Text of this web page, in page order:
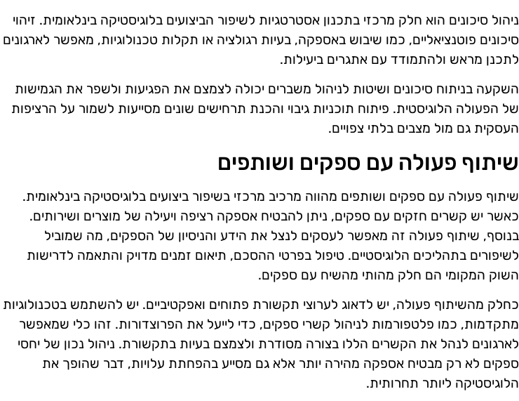
ניהול סיכונים הוא חלק מרכזי בתכנון אסטרטגיות לשיפור הביצועים בלוגיסטיקה בינלאומית. זיהוי
סיכונים פוטנציאליים, כמו שיבוש באספקה, בעיות רגולציה או תקלות טכנולוגיות, מאפשר לארגונים
לתכנן מראש ולהתמודד עם אתגרים ביעילות.
השקעה בניתוח סיכונים ושיטות לניהול משברים יכולה לצמצם את הפגיעות ולשפר את הגמישות
של הפעולה הלוגיסטית. פיתוח תוכניות גיבוי והכנת תרחישים שונים מסייעות לשמור על הרציפות
העסקית גם מול מצבים בלתי צפויים.
שיתוף פעולה עם ספקים ושותפים
שיתוף פעולה עם ספקים ושותפים מהווה מרכיב מרכזי בשיפור ביצועים בלוגיסטיקה בינלאומית.
כאשר יש קשרים חזקים עם ספקים, ניתן להבטיח אספקה רציפה ויעילה של מוצרים ושירותים.
בנוסף, שיתוף פעולה זה מאפשר לעסקים לנצל את הידע והניסיון של הספקים, מה שמוביל
לשיפורים בתהליכים הלוגיסטיים. טיפול בפרטי ההסכם, תיאום זמנים מדויק והתאמה לדרישות
השוק המקומי הם חלק מהותי מהשיח עם ספקים.
כחלק מהשיתוף פעולה, יש לדאוג לערוצי תקשורת פתוחים ואפקטיביים. יש להשתמש בטכנולוגיות
מתקדמות, כמו פלטפורמות לניהול קשרי ספקים, כדי לייעל את הפרוצדורות. זהו כלי שמאפשר
לארגונים לנהל את הקשרים הללו בצורה מסודרת ולצמצם בעיות בתקשורת. ניהול נכון של יחסי
ספקים לא רק מבטיח אספקה מהירה יותר אלא גם מסייע בהפחתת עלויות, דבר שהופך את
הלוגיסטיקה ליותר תחרותית.